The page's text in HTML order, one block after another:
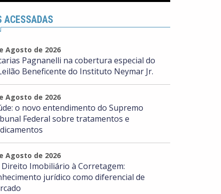
ACESSADAS
Agosto de 2026
Pagnanelli na cobertura especial do
Beneficente do Instituto Neymar Jr.
Agosto de 2026
o novo entendimento do Supremo
Federal sobre tratamentos e
Agosto de 2026
Direito Imobiliário à Corretagem:
jurídico como diferencial de